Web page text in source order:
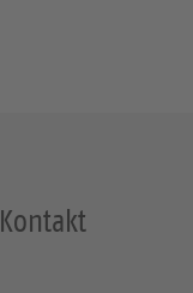
Kontakt